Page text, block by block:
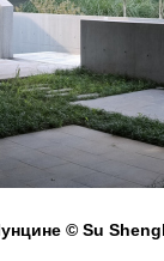
© Su